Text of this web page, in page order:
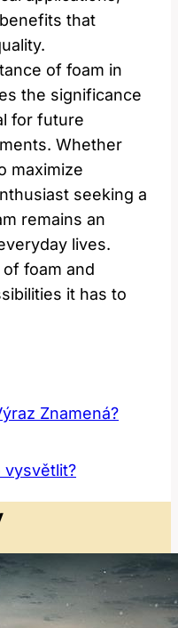
that
of foam in
the significance
for future
Whether
maximize
seeking a
remains an
lives.
foam and
it has to
Znamená?
vysvětlit?